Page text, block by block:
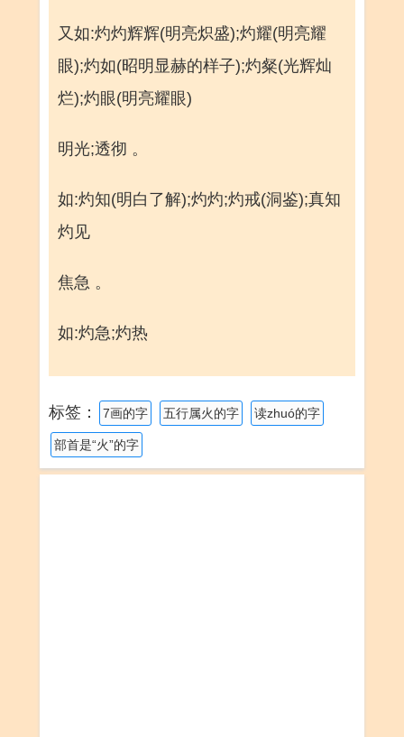
又如:灼灼辉辉(明亮炽盛);灼耀(明亮耀
眼);灼如(昭明显赫的样子);灼粲(光辉灿
烂);灼眼(明亮耀眼)
明光;透彻 。
如:灼知(明白了解);灼灼;灼戒(洞鉴);真知
灼见
焦急 。
如:灼急;灼热
标签： 7画的字 五行属火的字 读zhuó的字
部首是“火”的字